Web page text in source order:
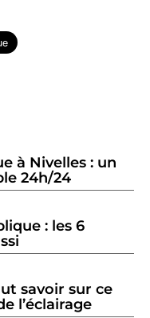
à Nivelles : un
24h/24
: les 6
savoir sur ce
l’éclairage